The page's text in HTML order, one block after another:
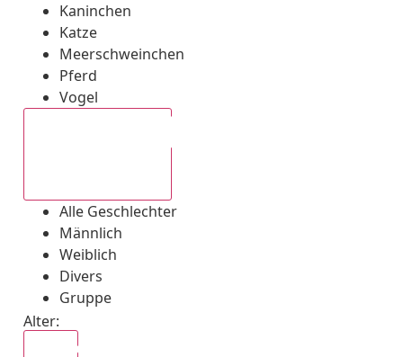
Kaninchen
Katze
Meerschweinchen
Pferd
Vogel
Alle Geschlechter
Männlich
Weiblich
Divers
Gruppe
Alter: